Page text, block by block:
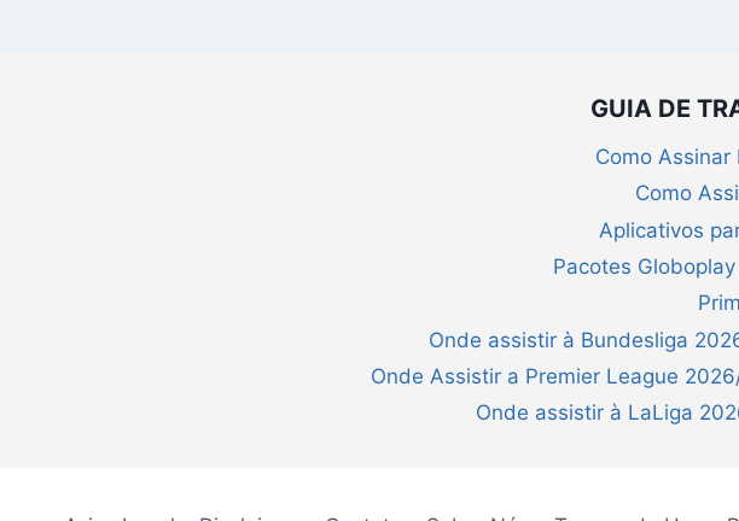
GUIA DE
Como Assinar
Como
Aplicativos
Pacotes
Onde assistir à Bundesliga
Onde Assistir a Premier League
Onde assistir à LaLiga